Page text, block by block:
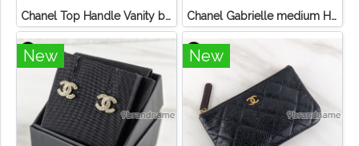
Chanel Top Handle Vanity bag Black Caviar Chanel Gabrielle medium Hobo Bag Light Leather
New New